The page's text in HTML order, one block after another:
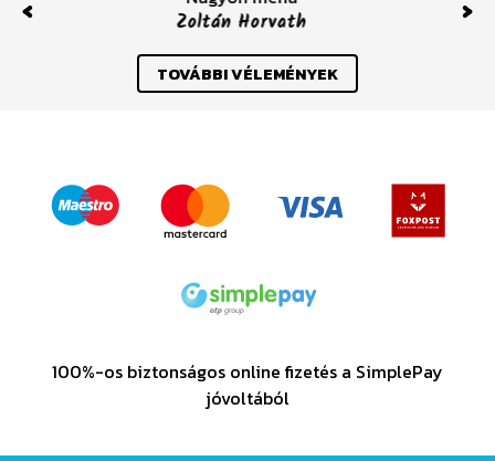
Csizmadia
Previous
TOVÁBBI VÉLEMÉNYEK
100%-os biztonságos online fizetés a SimplePay
jóvoltából